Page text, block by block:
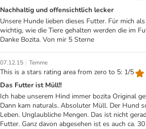
Nachhaltig und offensichtlich lecker
Unsere Hunde lieben dieses Futter. Für mich
wichtig, wie die Tiere gehalten werden die im
Danke Bozita. Von mir 5 Sterne
07.12.15 | Temme
This is a stars rating area from zero to 5: 1/5
Das Futter ist Müll!!
Ich habe unserem Hind immer bozita Original
Dann kam naturals. Absoluter Müll. Der Hund
Leben. Unglaubliche Mengen. Das ist nicht
Futter. Ganz davon abgesehen ist es auch ca.